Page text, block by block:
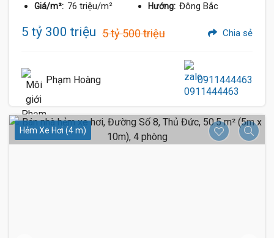
Giá/m²: 76 triệu/m² Hướng: Đông Bắc
5 tỷ 300 triệu 5 tỷ 500 triệu Chia sẻ
Phạm Hoàng 0911444463
Hẻm Xe Hơi (4 m)